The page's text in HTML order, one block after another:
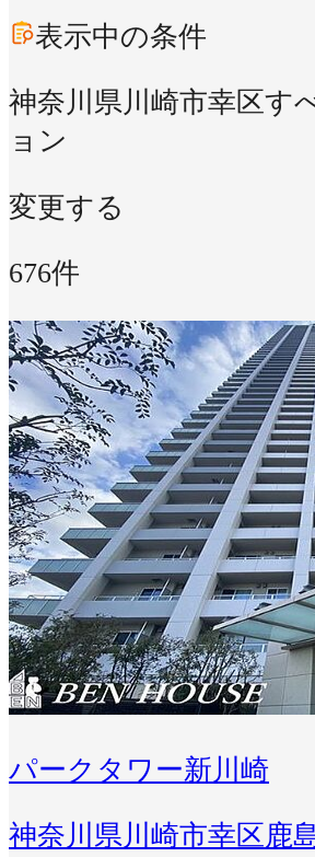
表示中の条件
神奈川県川崎市幸区す
ョン
変更する
676件
パークタワー新川崎
神奈川県川崎市幸区鹿